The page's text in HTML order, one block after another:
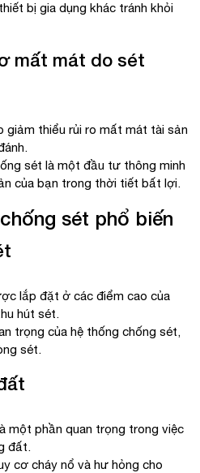
bị gia dụng khác tránh khỏi
mất mát do sét
thiểu rủi ro mất mát tài sản
sét là một đầu tư thông minh
của bạn trong thời tiết bất lợi.
sét phổ biến
lắp đặt ở các điểm cao của
hút sét.
trọng của hệ thống chống sét,
sét.
phần quan trọng trong việc
đất.
cơ cháy nổ và hư hỏng cho